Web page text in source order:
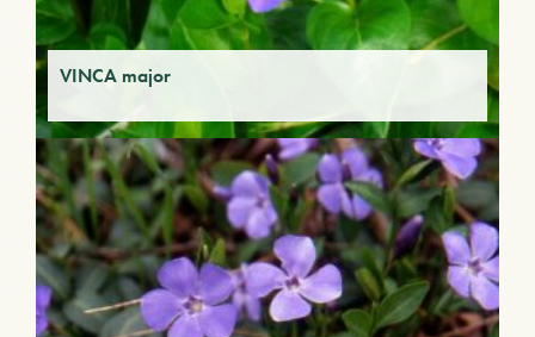
VINCA major